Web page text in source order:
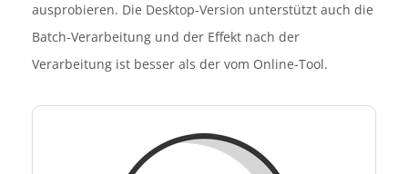
ausprobieren. Die Desktop-Version unterstützt auch die
Batch-Verarbeitung und der Effekt nach der
Verarbeitung ist besser als der vom Online-Tool.